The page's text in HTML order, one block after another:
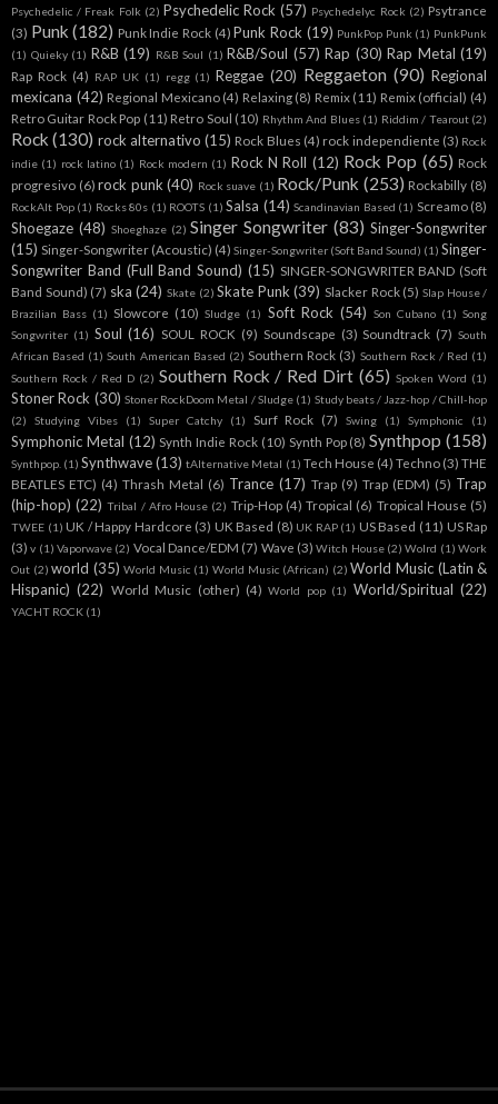
Psychedelic / Freak Folk (2) Psychedelic Rock (57) Psychedelyc Rock (2) Psytrance
(3) Punk (182) Punk Indie Rock (4) Punk Rock (19) PunkPop Punk (1) PunkPunk
(1) Quieky (1) R&B (19) R&B Soul (1) R&B/Soul (57) Rap (30) Rap Metal (19)
Rap Rock (4) RAP UK (1) regg (1) Reggae (20) Reggaeton (90) Regional
mexicana (42) Regional Mexicano (4) Relaxing (8) Remix (11) Remix (official) (4)
Retro Guitar Rock Pop (11) Retro Soul (10) Rhythm And Blues (1) Riddim / Tearout (2)
Rock (130) rock alternativo (15) Rock Blues (4) rock independiente (3) Rock
indie (1) rock latino (1) Rock modern (1) Rock N Roll (12) Rock Pop (65) Rock
progresivo (6) rock punk (40) Rock suave (1) Rock/Punk (253) Rockabilly (8)
RockAlt Pop (1) Rocks 80s (1) ROOTS (1) Salsa (14) Scandinavian Based (1) Screamo (8)
Shoegaze (48) Shoeghaze (2) Singer Songwriter (83) Singer-Songwriter
(15) Singer-Songwriter (Acoustic) (4) Singer-Songwriter (Soft Band Sound) (1) Singer-
Songwriter Band (Full Band Sound) (15) SINGER-SONGWRITER BAND (Soft
Band Sound) (7) ska (24) Skate (2) Skate Punk (39) Slacker Rock (5) Slap House /
Brazilian Bass (1) Slowcore (10) Sludge (1) Soft Rock (54) Son Cubano (1) Song
Songwriter (1) Soul (16) SOUL ROCK (9) Soundscape (3) Soundtrack (7) South
African Based (1) South American Based (2) Southern Rock (3) Southern Rock / Red (1)
Southern Rock / Red D (2) Southern Rock / Red Dirt (65) Spoken Word (1)
Stoner Rock (30) Stoner RockDoom Metal / Sludge (1) Study beats / Jazz-hop / Chill-hop
(2)
Studying Vibes (1) Super Catchy (1) Surf Rock (7) Swing (1) Symphonic (1)
Symphonic Metal (12) Synth Indie Rock (10) Synth Pop (8) Synthpop (158)
Synthpop. (1) Synthwave (13) tAlternative Metal (1) Tech House (4) Techno (3) THE
BEATLES ETC) (4) Thrash Metal (6) Trance (17) Trap (9) Trap (EDM) (5) Trap
(hip-hop) (22) Tribal / Afro House (2) Trip-Hop (4) Tropical (6) Tropical House (5)
TWEE (1) UK / Happy Hardcore (3) UK Based (8) UK RAP (1) US Based (11) US Rap
(3) v (1) Vaporwave (2) Vocal Dance/EDM (7) Wave (3) Witch House (2) Wolrd (1) Work
Out (2) world (35) World Music (1) World Music (African) (2) World Music (Latin &
Hispanic) (22) World Music (other) (4) World pop (1) World/Spiritual (22)
YACHT ROCK (1)